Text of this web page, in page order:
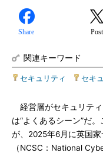
Share Post
関連キーワード
セキュリティ セキ
経営層がセキュリティ
は“よくあるシーン”だ
が、2025年6月に英国
（NCSC：National